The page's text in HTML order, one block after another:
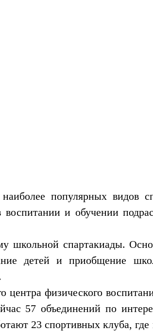
популярных
и обучении
школьной спартакиады.
детей и приобщение
центра физического
57 объединений по
23 спортивных клуба, где